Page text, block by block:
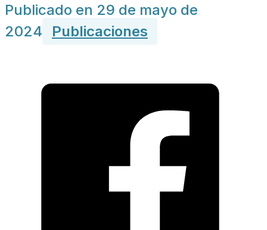
Publicado en 29 de mayo de
2024
Publicaciones